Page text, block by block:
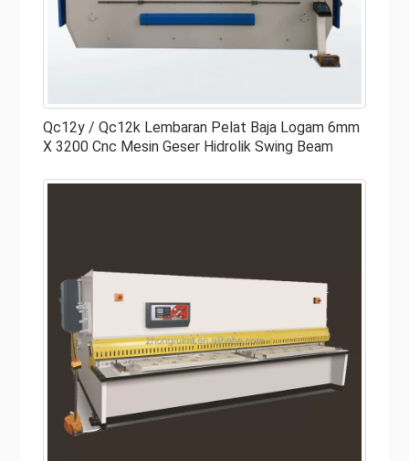
punggung" operasinya. Rangka inilah yang menopang
keseluruhan mesin seperti sistem penggerak, tempat
itu adalah sesuatu yang ingin Anda waspadai. Beberapa
mesin geser lembaran logam memiliki rangka "ringan" yang
kebutuhan Anda.
● Tempat Tidur
Tempat tidur geser hidrolik untuk dijual adalah tempat
operator akan bekerja dan memasukkan material ke dalam
bilah. Tempat tidur adalah dukungan untuk pisau geser
dan material. Ranjang menopang blade dan material saat
Qc12y / Qc12k Lembaran Pelat Baja Logam 6mm
X 3200 Cnc Mesin Geser Hidrolik Swing Beam